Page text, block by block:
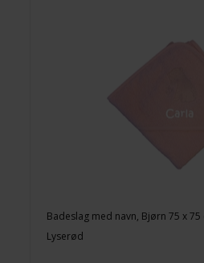
Badeslag med navn, Bjørn 75 x
Lyserød